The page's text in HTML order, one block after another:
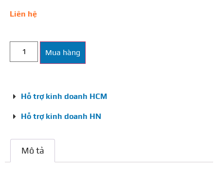
Liên hệ
Mua hàng
Hỗ trợ kinh doanh HCM
Hỗ trợ kinh doanh HN
Mô tả